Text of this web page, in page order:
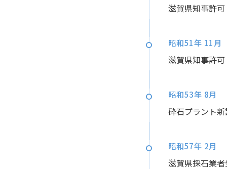
滋賀県知事許
昭和51年 11月
滋賀県知事許
昭和53年 8月
砕石プラント
昭和57年 2月
滋賀県採石業